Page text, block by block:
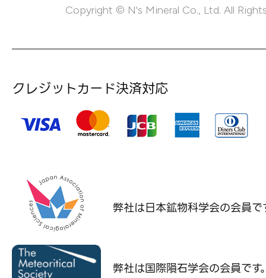
Copyright © N's Mineral Co., Ltd. All
クレジットカード決済対応
弊社は日本鉱物科学会の会員で
弊社は国際隕石学会の会員です